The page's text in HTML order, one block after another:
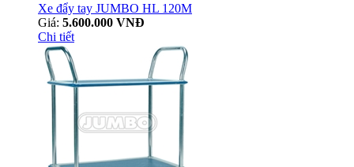
Xe đẩy tay JUMBO HL 120M
Giá: 5.600.000 VNĐ
Chi tiết